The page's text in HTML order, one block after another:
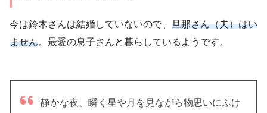
今は鈴木さんは結婚していないので、 旦那さん（夫）はい
ません。最愛の息子さんと暮らしているようです。
静かな夜、瞬く星や月を見ながら物思いにふけ